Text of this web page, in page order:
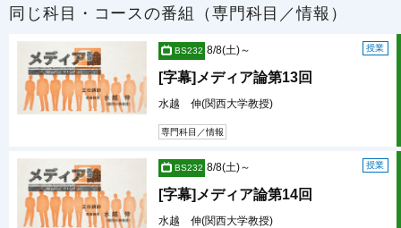
同じ科目・コースの番組（専門科目／情報）
BS232 授業
8/8(土)～
[字幕]メディア論第13回
水越 伸(関西大学教授)
専門科目／情報
BS232 授業
8/8(土)～
[字幕]メディア論第14回
水越 伸(関西大学教授)